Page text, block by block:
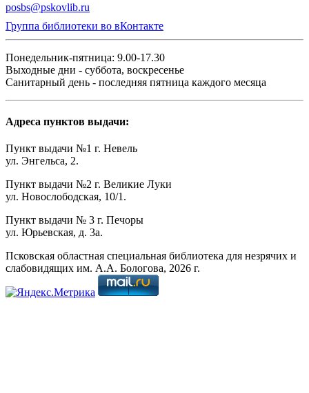
posbs@pskovlib.ru
Группа библиотеки во вКонтакте
Понедельник-пятница: 9.00-17.30
Выходные дни - суббота, воскресенье
Санитарный день - последняя пятница каждого месяца
Адреса пунктов выдачи:
Пункт выдачи №1 г. Невель
ул. Энгельса, 2.
Пункт выдачи №2 г. Великие Луки
ул. Новослободская, 10/1.
Пункт выдачи № 3 г. Печоры
ул. Юрьевская, д. 3а.
Псковская областная специальная библиотека для незрячих и
слабовидящих им. А.А. Бологова, 2026 г.